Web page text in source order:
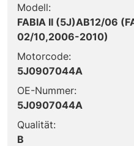
Modell:
FABIA II (5J)AB12/06
02/10,2006-2010)
Motorcode:
5J0907044A
OE-Nummer:
5J0907044A
Qualität:
B